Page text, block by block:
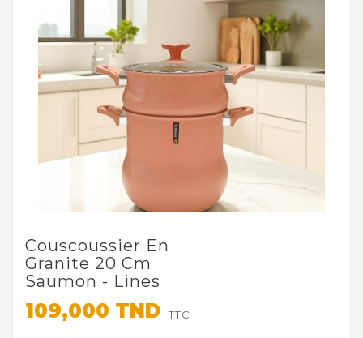
Couscoussier En
Granite 20 Cm
Saumon - Lines
109,000 TND TTC